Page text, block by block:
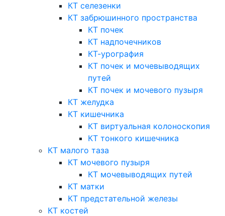
КТ селезенки
КТ забрюшинного пространства
КТ почек
КТ надпочечников
КТ-урография
КТ почек и мочевыводящих
путей
КТ почек и мочевого пузыря
КТ желудка
КТ кишечника
КТ виртуальная колоноскопия
КТ тонкого кишечника
КТ малого таза
КТ мочевого пузыря
КТ мочевыводящих путей
КТ матки
КТ предстательной железы
КТ костей